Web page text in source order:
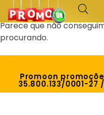
Parece que não
procurando.
Promoon
35.800.133/0001-27